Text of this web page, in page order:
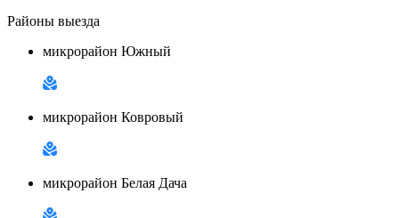
Районы выезда
микрорайон Южный
микрорайон Ковровый
микрорайон Белая Дача